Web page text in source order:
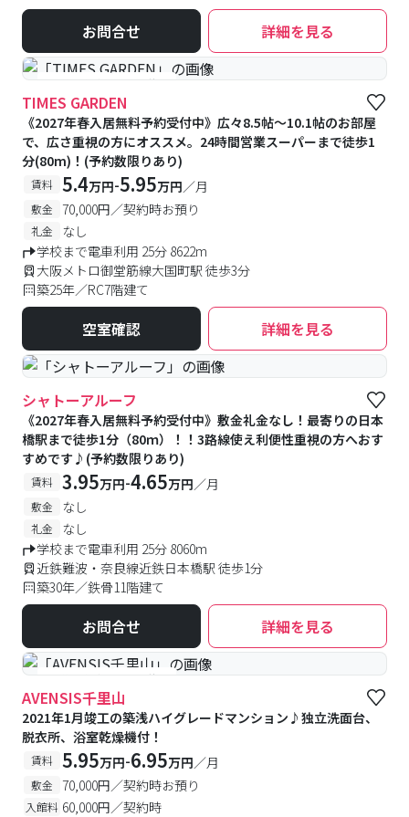
お問合せ 詳細を見る
#予約受付中 #空室待ち
TIMES GARDEN
《2027年春入居無料予約受付中》広々8.5帖～10.1帖のお部屋
で、広さ重視の方にオススメ。24時間営業スーパーまで徒歩1
分(80m)！(予約数限りあり)
賃料 5.4万円-5.95万円／月
敷金 70,000円／契約時お預り
礼金
なし
学校まで電車利用 25分 8622m
大阪メトロ御堂筋線大国町駅 徒歩3分
築25年／RC7階建て
空室確認 詳細を見る
シャトーアルーフ
《2027年春入居無料予約受付中》敷金礼金なし！最寄りの日本
橋駅まで徒歩1分（80ｍ）！！3路線使え利便性重視の方へおす
すめです♪(予約数限りあり)
賃料 3.95万円-4.65万円／月
敷金 なし
礼金
なし
学校まで電車利用 25分 8060m
近鉄難波・奈良線近鉄日本橋駅 徒歩1分
築30年／鉄骨11階建て
お問合せ 詳細を見る
#予約受付中 #空室待ち
AVENSIS千里山
2021年1月竣工の築浅ハイグレードマンション♪独立洗面台、
脱衣所、浴室乾燥機付！
賃料 5.95万円-6.95万円／月
敷金 70,000円／契約時お預り
入館料 60,000円／契約時